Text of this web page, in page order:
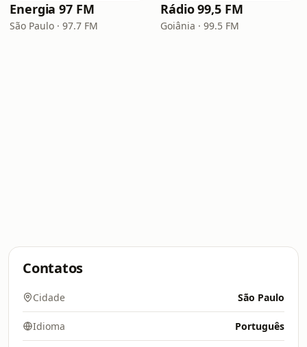
Energia 97 FM
São Paulo · 97.7 FM
Rádio 99,5 FM
Goiânia · 99.5 FM
Contatos
Cidade São Paulo
Idioma Português